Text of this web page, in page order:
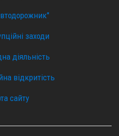
заходи
діяльність
відкритість
сайту